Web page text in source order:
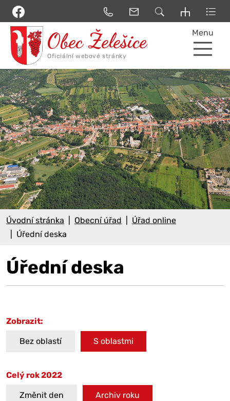
Menu
Úvodní stránka Obecní úřad
Úřad online
Úřední deska
Úřední deska
Zobrazit:
Bez oblastí S oblastmi
Celý rok 2022
Změnit den Archiv roku